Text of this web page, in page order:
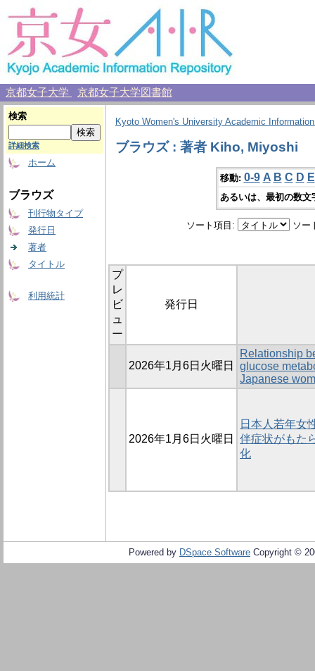
京都女子大学 京都女子大学図書館
検索
詳細検索
ホーム
ブラウズ
刊行物タイプ
発行日
著者
タイトル
利用統計
Kyoto Women's University Academic
ブラウズ : 著者 Kiho, Miyoshi
移動: 0-9 A B C D E
あるいは、最初の数
ソート項目: ソー
プ
レ
ビ
ュ
ー
発行日
2026年1月6日火曜日
Relationship
glucose
Japanese
2026年1月6日火曜日
日本人若年女
伴症状がもた
化
Powered by DSpace Software Copyright ©